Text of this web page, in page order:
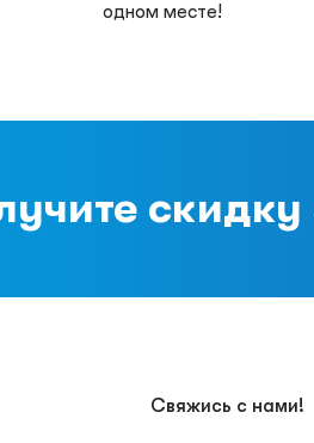
одном месте!
скидку
Свяжись с нами!